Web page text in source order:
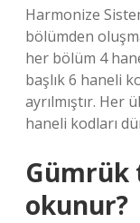
Harmonize
bölümden
her bölüm 4
başlık 6 haneli
ayrılmıştır. Her
haneli kodları
Gümrük
okunur?